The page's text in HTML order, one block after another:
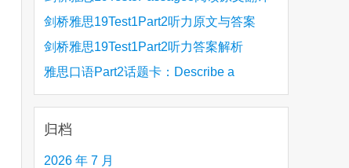
Is the era of artificial speech translation
upon us 人工智能语言翻译
剑桥雅思19Test1Part2听力原文与答案
Stanthorpe Twinning Association
剑桥雅思19Test1Part2听力答案解析
Stanthorpe Twinning Association
雅思口语Part2话题卡：Describe a
creative person (e.g. an artist, a musician,
etc.) you admire 钦佩的有创造力的人
归档
2026 年 7 月